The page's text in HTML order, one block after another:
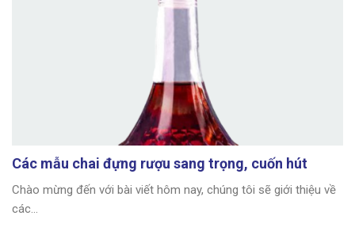
Các mẫu chai đựng rượu sang trọng, cuốn hút
Chào mừng đến với bài viết hôm nay, chúng tôi sẽ giới thiệu về
các...